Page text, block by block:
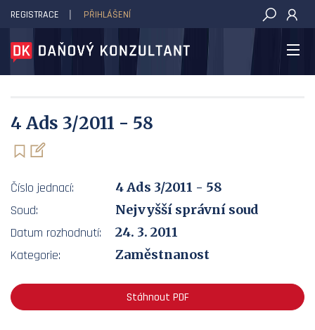
DAŇOVÝ KONZULTANT
REGISTRACE PŘIHLÁŠENÍ
4 Ads 3/2011 - 58
Číslo jednací:
4 Ads 3/2011 - 58
Soud:
Nejvyšší správní soud
Datum rozhodnutí:
24. 3. 2011
Kategorie:
Zaměstnanost
Stáhnout PDF